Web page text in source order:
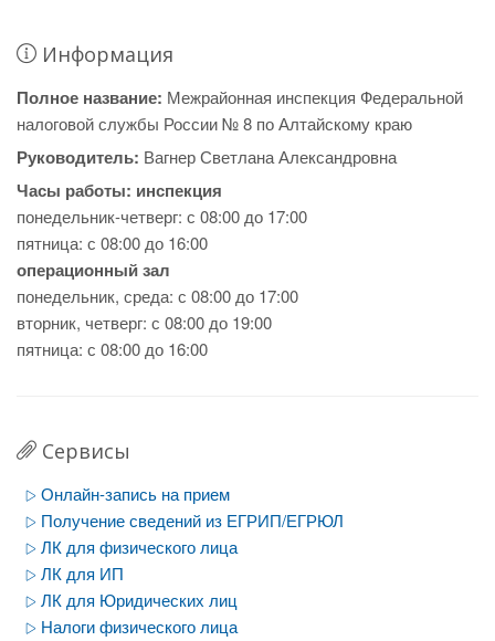
Информация
Полное название: Межрайонная инспекция Федеральной
налоговой службы России № 8 по Алтайскому краю
Руководитель: Вагнер Светлана Александровна
Часы работы: инспекция
понедельник-четверг: с 08:00 до 17:00
пятница: с 08:00 до 16:00
операционный зал
понедельник, среда: с 08:00 до 17:00
вторник, четверг: с 08:00 до 19:00
пятница: с 08:00 до 16:00
Сервисы
Онлайн-запись на прием
Получение сведений из ЕГРИП/ЕГРЮЛ
ЛК для физического лица
ЛК для ИП
ЛК для Юридических лиц
Налоги физического лица